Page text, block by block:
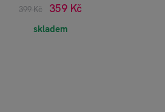
399 Kč 359 Kč
skladem